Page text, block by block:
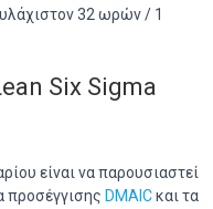
32 ωρών / 1
Six Sigma
είναι να παρουσιαστεί
προσέγγισης DMAICκαι τα